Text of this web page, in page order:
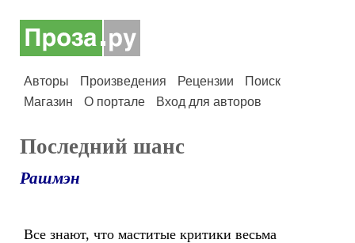
Авторы Произведения Рецензии
Поиск
Магазин
О портале Вход для авторов
Последний шанс
Рашмэн
Все знают, что маститые критики весьма